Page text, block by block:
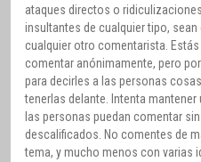
ataques directos o
insultantes de cualquier tipo,
cualquier otro comentarista.
comentar anónimamente, pero
para decirles a las personas
tenerlas delante. Intenta mantener
las personas puedan comentar
descalificados. No comentes de
tema, y mucho menos con varias